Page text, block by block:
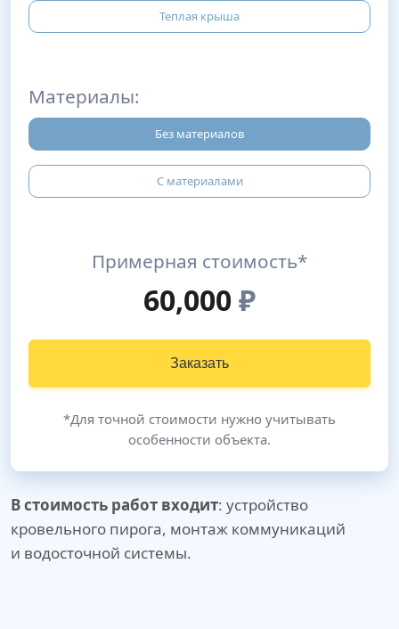
Теплая крыша
Материалы:
Без материалов
С материалами
Примерная стоимость*
60,000₽
Заказать
*Для точной стоимости нужно учитывать
особенности объекта.
В стоимость работ входит: устройство
кровельного пирога, монтаж коммуникаций
и водосточной системы.